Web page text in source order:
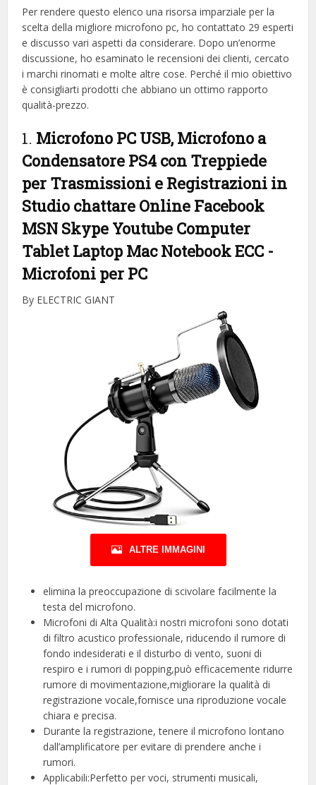
Per rendere questo elenco una risorsa imparziale per la
scelta della migliore microfono pc, ​​ho contattato 29 esperti
e discusso vari aspetti da considerare. Dopo un’enorme
discussione, ho esaminato le recensioni dei clienti, cercato
i marchi rinomati e molte altre cose. Perché il mio obiettivo
è consigliarti prodotti che abbiano un ottimo rapporto
qualità-prezzo.
1. Microfono PC USB, Microfono a
Condensatore PS4 con Treppiede
per Trasmissioni e Registrazioni in
Studio chattare Online Facebook
MSN Skype Youtube Computer
Tablet Laptop Mac Notebook ECC -
Microfoni per PC
By ELECTRIC GIANT
ALTRE IMMAGINI
elimina la preoccupazione di scivolare facilmente la
testa del microfono.
Microfoni di Alta Qualità:i nostri microfoni sono dotati
di filtro acustico professionale, riducendo il rumore di
fondo indesiderati e il disturbo di vento, suoni di
respiro e i rumori di popping,può efficacemente ridurre
rumore di movimentazione,migliorare la qualità di
registrazione vocale,fornisce una riproduzione vocale
chiara e precisa.
Durante la registrazione, tenere il microfono lontano
dall’amplificatore per evitare di prendere anche i
rumori.
Applicabili:Perfetto per voci, strumenti musicali,